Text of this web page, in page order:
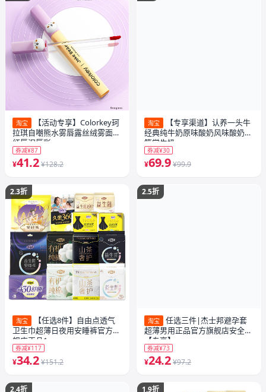
淘宝
【活动专享】Colorkey珂
拉琪自嘲熊水雾唇露丝绒雾面口
红唇泥唇彩
券减¥87
¥41.2 ¥128.2
2.3折
淘宝
【任选8件】自由点透气
卫生巾超薄日夜用安睡裤官方旗
舰店正品1
券减¥117
¥34.2 ¥151.2
2.4折
淘宝
【专享渠道】认养一头牛
经典纯牛奶原味酸奶风味酸奶3
箱学生奶
券减¥30
¥69.9 ¥99.9
2.5折
淘宝
任选三件|杰士邦避孕套
超薄男用正品官方旗舰店安全套
【专享】
券减¥73
¥24.2 ¥97.2
1.9折